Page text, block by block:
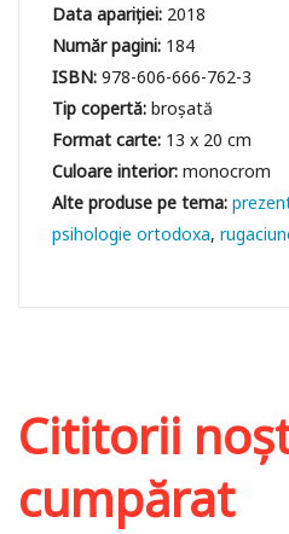
Data apariției: 2018
Număr pagini: 184
ISBN:978-606-666-762-3
Tip copertă:broșată
Format carte: 13 x 20 cm
Culoare interior:monocrom
psihologie ortodoxa
Cititorii
cumpărat